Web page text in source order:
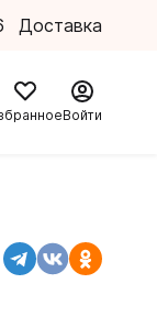
Доставка
Войти